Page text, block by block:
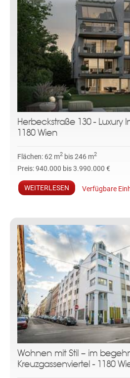
Herbeckstraße 130 - Luxury
1180 Wien
Flächen: 62 m2 bis 246 m2
Preis:940.000 bis 3.990.000 €
WEITERLESEN Verfügbare
Wohnen mit Stil – im
Kreuzgassenviertel - 1180